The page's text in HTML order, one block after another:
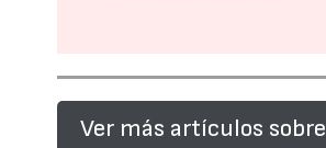
Ver más artículos